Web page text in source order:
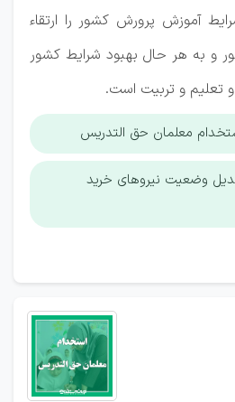
آموزش پرورش کشور را ارتقاء
و به هر حال بهبود شرایط کشور
تعلیم و تربیت است.
معلمان حق التدریس
وضعیت نیروهای خرید